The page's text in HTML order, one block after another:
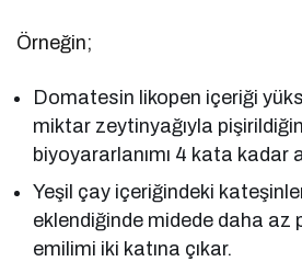
Örneğin;
Domatesin likopen içeriği
miktar zeytinyağıyla
biyoyararlanımı 4 kata kadar
Yeşil çay içeriğindeki
eklendiğinde midede daha az
emilimi iki katına çıkar.